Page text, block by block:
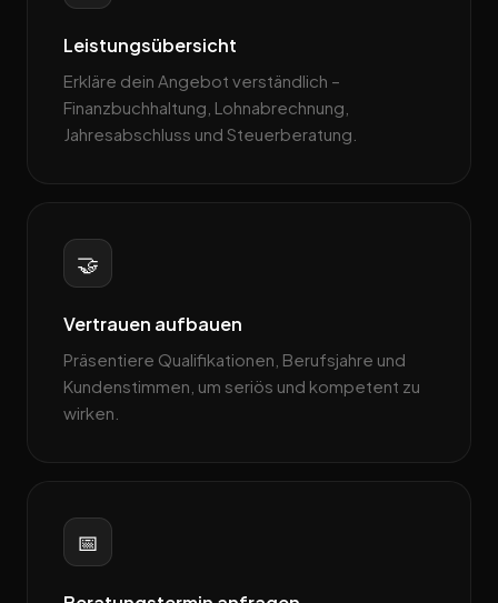
Leistungsübersicht
Erkläre dein Angebot verständlich –
Finanzbuchhaltung, Lohnabrechnung,
Jahresabschluss und Steuerberatung.
🤝
Vertrauen aufbauen
Präsentiere Qualifikationen, Berufsjahre und
Kundenstimmen, um seriös und kompetent zu
wirken.
📅